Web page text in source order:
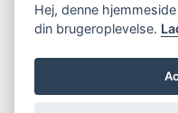
copyright © 2002-2023
Hej, denne
din brugeroplevelse.